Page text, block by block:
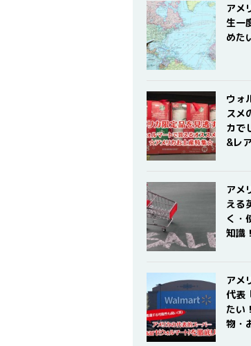
アメ
生一
めた
ウォ
スメ
カで
&レ
アメ
える
く・
知識！
アメ
代表
たい
物・